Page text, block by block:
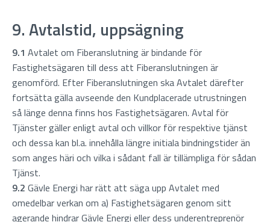
9. Avtalstid, uppsägning
9.1 Avtalet om Fiberanslutning är bindande för
Fastighetsägaren till dess att Fiberanslutningen är
genomförd. Efter Fiberanslutningen ska Avtalet därefter
fortsätta gälla avseende den Kundplacerade utrustningen
så länge denna finns hos Fastighetsägaren. Avtal för
Tjänster gäller enligt avtal och villkor för respektive tjänst
och dessa kan bl.a. innehålla längre initiala bindningstider än
som anges häri och vilka i sådant fall är tillämpliga för sådan
Tjänst.
9.2 Gävle Energi har rätt att säga upp Avtalet med
omedelbar verkan om a) Fastighetsägaren genom sitt
agerande hindrar Gävle Energi eller dess underentreprenör